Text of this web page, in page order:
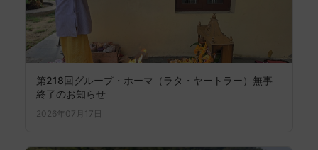
第218回グループ・ホーマ（ラタ・ヤートラー）無事
終了のお知らせ
2026年07月17日